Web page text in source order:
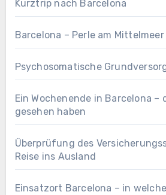
Kurztrip nach Barcelona
Barcelona – Perle am Mittelmeer
Psychosomatische
Ein Wochenende in Barcelona –
gesehen haben
Überprüfung des
Reise ins Ausland
Einsatzort Barcelona – in